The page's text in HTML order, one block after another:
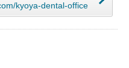
kyoya-dental-office